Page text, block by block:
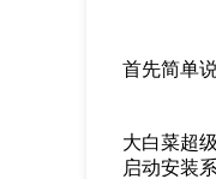
首先简单
大白菜超
启动安装